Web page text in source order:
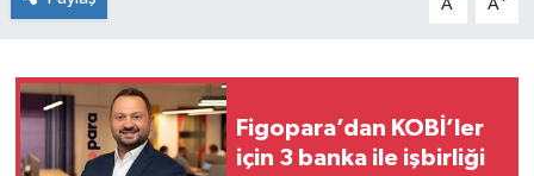
A A
Figopara’dan KOBİ’ler
için 3 banka ile işbirliği